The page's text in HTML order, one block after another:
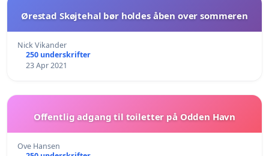
Ørestad Skøjtehal bør holdes åben over sommeren
Nick Vikander
250 underskrifter
23 Apr 2021
Offentlig adgang til toiletter på Odden Havn
Ove Hansen